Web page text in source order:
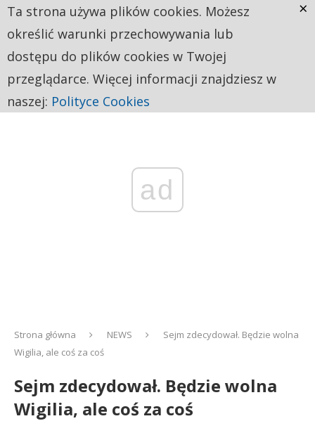
ad
Strona główna NEWS
Sejm zdecydował. Będzie wolna
Wigilia, ale coś za coś
Sejm zdecydował. Będzie wolna
Wigilia, ale coś za coś
Ta strona używa plików cookies. Możesz
określić warunki przechowywania lub
dostępu do plików cookies w Twojej
przeglądarce. Więcej informacji znajdziesz w
naszej: Polityce Cookies
×